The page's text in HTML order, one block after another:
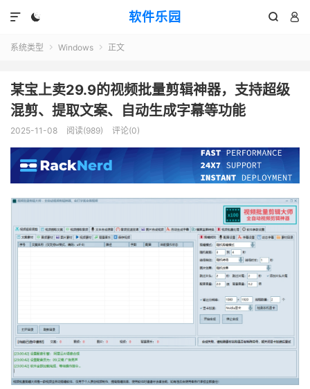
软件乐园 
 

系统类型  Windows  正文
某宝上卖29.9的视频批量剪辑神器，支持超级
混剪、提取文案、自动生成字幕等功能
2025-11-08 阅读(989) 评论(0)